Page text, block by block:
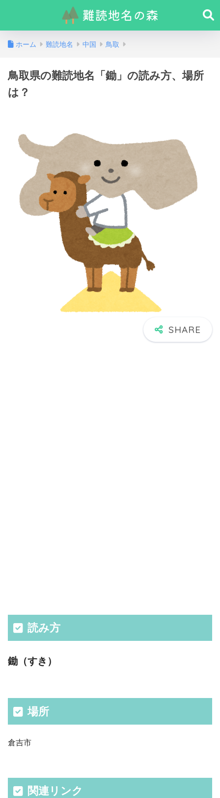
ホーム 難読地名 中国 鳥取
鳥取県の難読地名「鋤」の読み方、場所
は？
読み方
鋤（すき）
場所
倉吉市
関連リンク